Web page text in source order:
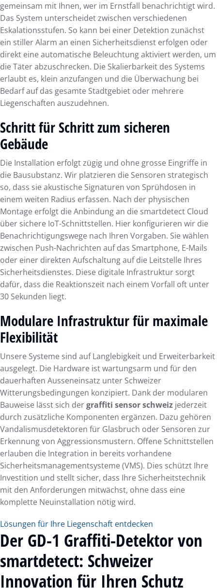
gemeinsam mit Ihnen, wer im Ernstfall benachrichtigt wird.
Das System unterscheidet zwischen verschiedenen
Eskalationsstufen. So kann bei einer Detektion zunächst
ein stiller Alarm an einen Sicherheitsdienst erfolgen oder
direkt eine automatische Beleuchtung aktiviert werden, um
die Täter abzuschrecken. Die Skalierbarkeit des Systems
erlaubt es, klein anzufangen und die Überwachung bei
Bedarf auf das gesamte Stadtgebiet oder mehrere
Liegenschaften auszudehnen.
Schritt für Schritt zum sicheren
Gebäude
Die Installation erfolgt zügig und ohne grosse Eingriffe in
die Bausubstanz. Wir platzieren die Sensoren strategisch
so, dass sie akustische Signaturen von Sprühdosen in
einem weiten Radius erfassen. Nach der physischen
Montage erfolgt die Anbindung an die smartdetect Cloud
über sichere IoT-Schnittstellen. Hier konfigurieren wir die
Benachrichtigungswege nach Ihren Vorgaben. Sie wählen
zwischen Push-Nachrichten auf das Smartphone, E-Mails
oder einer direkten Aufschaltung auf die Leitstelle Ihres
Sicherheitsdienstes. Diese digitale Infrastruktur sorgt
dafür, dass die Reaktionszeit nach einem Vorfall oft unter
30 Sekunden liegt.
Modulare Infrastruktur für maximale
Flexibilität
Unsere Systeme sind auf Langlebigkeit und Erweiterbarkeit
ausgelegt. Die Hardware ist wartungsarm und für den
dauerhaften Ausseneinsatz unter Schweizer
Witterungsbedingungen konzipiert. Dank der modularen
Bauweise lässt sich dergraffiti sensor schweiz jederzeit
durch zusätzliche Komponenten ergänzen. Dazu gehören
Vandalismusdetektoren für Glasbruch oder Sensoren zur
Erkennung von Aggressionsmustern. Offene Schnittstellen
erlauben die Integration in bereits vorhandene
Sicherheitsmanagementsysteme (VMS). Dies schützt Ihre
Investition und stellt sicher, dass Ihre Sicherheitstechnik
mit den Anforderungen mitwächst, ohne dass eine
komplette Neuinstallation nötig wird.
Lösungen für Ihre Liegenschaft entdecken
Der GD-1 Graffiti-Detektor von
smartdetect: Schweizer
Innovation für Ihren Schutz